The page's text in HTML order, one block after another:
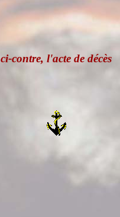
ci-contre, l'acte de décès